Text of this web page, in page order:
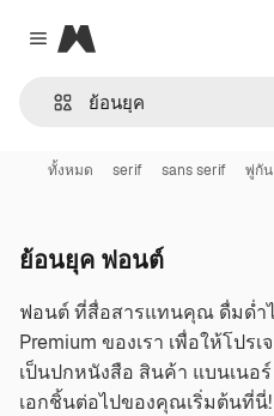
Close menu
Magnific
ทั้งหมด serif sans serif พู่กัน
ย้อนยุค ฟอนต์
ฟอนต์ ที่สื่อสารแทนคุณ ดื่มด่ำ
Premium ของเรา เพื่อให้โปร
เป็นปกหนังสือ สินค้า แบนเนอ
เอกชิ้นต่อไปของคุณเริ่มต้นที่นี่!